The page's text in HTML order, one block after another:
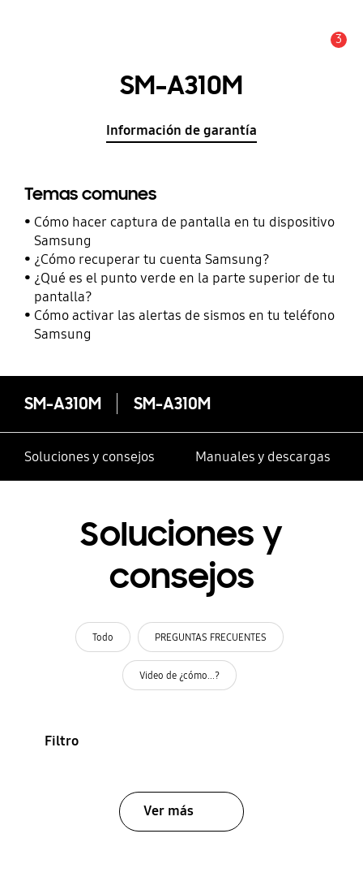
3
SM-A310M
Información de garantía
Temas comunes
Cómo hacer captura de pantalla en tu dispositivo
Samsung
¿Cómo recuperar tu cuenta Samsung?
¿Qué es el punto verde en la parte superior de tu
pantalla?
Cómo activar las alertas de sismos en tu teléfono
Samsung
SM-A310M SM-A310M
Soluciones y consejos Manuales y descargas
Soluciones y
consejos
Todo PREGUNTAS FRECUENTES
Video de ¿cómo...?
Filtro
Ver más